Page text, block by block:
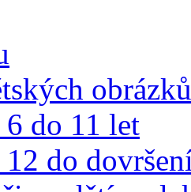
obrázků
do 11 let
do